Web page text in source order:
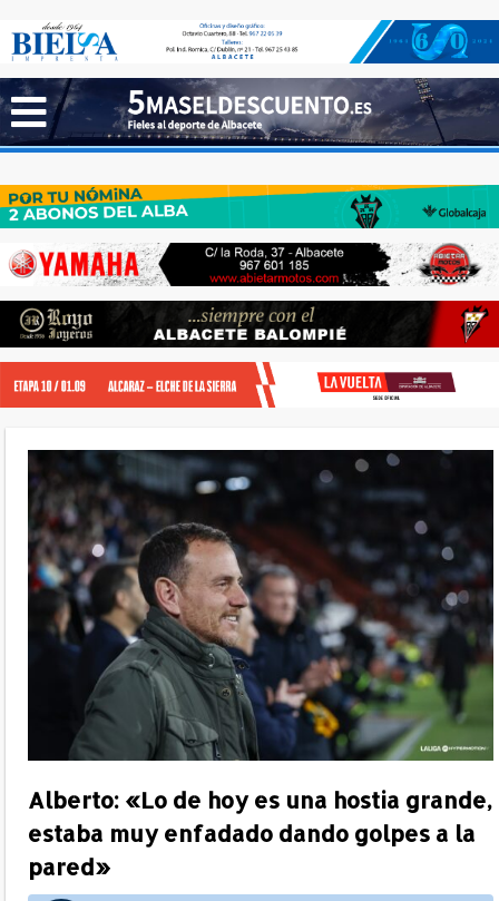
Alberto: «Lo de hoy es una hostia grande,
estaba muy enfadado dando golpes a la
pared»